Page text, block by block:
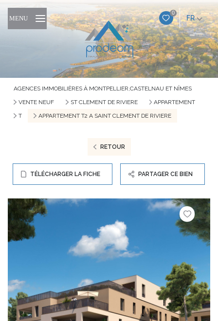
0
FR
MENU
AGENCES IMMOBILIÈRES À MONTPELLIER,CASTELNAU ET NÎMES
VENTE NEUF
ST CLEMENT DE RIVIERE
APPARTEMENT
T
APPARTEMENT T2 A SAINT CLEMENT DE RIVIERE
RETOUR
TÉLÉCHARGER LA FICHE PARTAGER CE BIEN